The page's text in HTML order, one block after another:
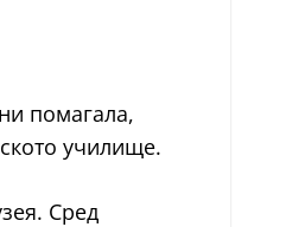
помагала,
училище.
Сред